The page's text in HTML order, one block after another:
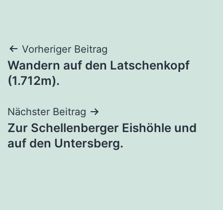
Beitragsnavigation
Vorheriger Beitrag
Wandern auf den Latschenkopf
(1.712m).
Nächster Beitrag
Zur Schellenberger Eishöhle und
auf den Untersberg.